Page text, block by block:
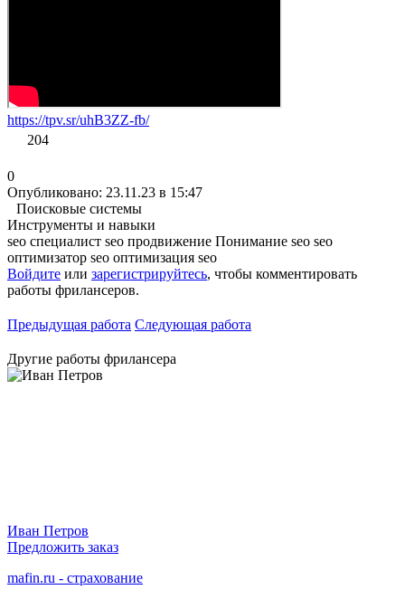
https://tpv.sr/uhB3ZZ-fb/
204
0
Опубликовано: 23.11.23 в 15:47
Поисковые системы
Инструменты и навыки
seo специалист seo продвижение Понимание seo seo
оптимизатор seo оптимизация seo
Войдите или зарегистрируйтесь, чтобы комментировать
работы фрилансеров.
Предыдущая работа Следующая работа
Другие работы фрилансера
Иван Петров
Предложить заказ
mafin.ru - страхование